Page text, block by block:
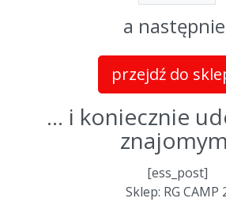
a
przejdź do
... i koniecznie
[ess_post]
Sklep: RG CAMP